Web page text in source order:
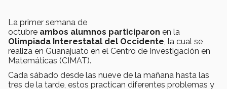
La primer semana de
octubre ambos alumnos participaron en la
Olimpiada Interestatal del Occidente, la cual se
realiza en Guanajuato en el Centro de Investigación en
Matemáticas (CIMAT).
Cada sábado desde las nueve de la mañana hasta las
tres de la tarde, estos practican diferentes problemas y